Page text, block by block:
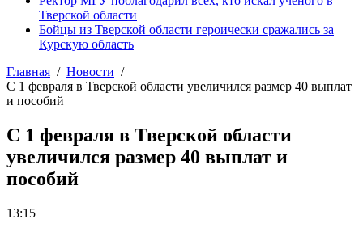
Тверской области
Бойцы из Тверской области героически сражались за
Курскую область
Главная
Новости
С 1 февраля в Тверской области увеличился размер 40 выплат
и пособий
С 1 февраля в Тверской области
увеличился размер 40 выплат и
пособий
13:15